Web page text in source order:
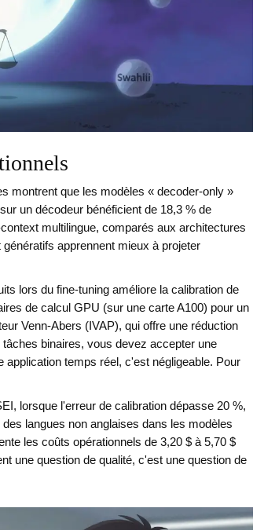
montrent que les modèles « decoder-only »
un décodeur bénéficient de 18,3 % de
multilingue, comparés aux architectures
apprennent mieux à projeter
lors du fine-tuning améliore la calibration de
de calcul GPU (sur une carte A100) pour un
Venn-Abers (IVAP), qui offre une réduction
binaires, vous devez accepter une
application temps réel, c'est négligeable. Pour
lorsque l'erreur de calibration dépasse 20 %,
langues non anglaises dans les modèles
les coûts opérationnels de 3,20 $ à 5,70 $
une question de qualité, c'est une question de